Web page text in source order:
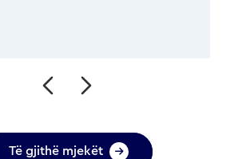
Të gjithë mjekët